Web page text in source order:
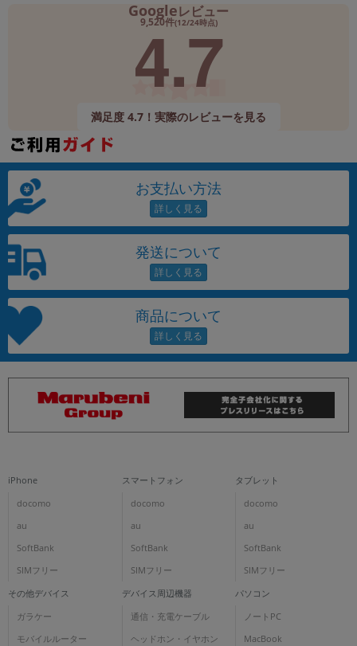
Googleレビュー
9,520件(12/24時点)
4.7
満足度 4.7！実際のレビューを見る
お支払い方法
発送について
商品について
iPhone
docomo
au
SoftBank
SIMフリー
スマートフォン
docomo
au
SoftBank
SIMフリー
タブレット
docomo
au
SoftBank
SIMフリー
その他デバイス
ガラケー
モバイルルーター
デバイス周辺機器
通信・充電ケーブル
ヘッドホン・イヤホン
パソコン
ノートPC
MacBook